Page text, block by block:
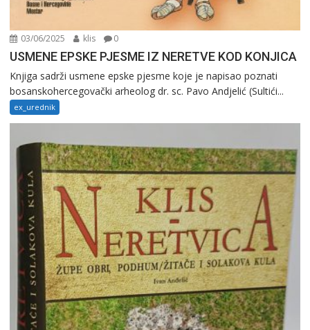
03/06/2025 klis 0
USMENE EPSKE PJESME IZ NERETVE KOD KONJICA
Knjiga sadrži usmene epske pjesme koje je napisao poznati
bosanskohercegovački arheolog dr. sc. Pavo Andjelić (Sultići...
ex_urednik